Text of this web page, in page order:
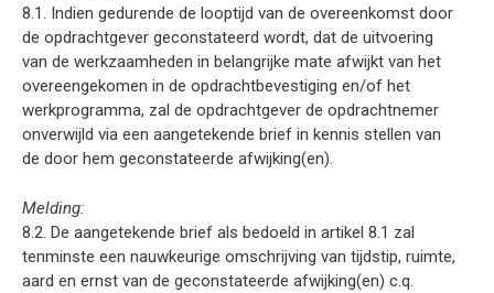
8.1. Indien gedurende de looptijd van de overeenkomst door
de opdrachtgever geconstateerd wordt, dat de uitvoering
van de werkzaamheden in belangrijke mate afwijkt van het
overeengekomen in de opdrachtbevestiging en/of het
werkprogramma, zal de opdrachtgever de opdrachtnemer
onverwijld via een aangetekende brief in kennis stellen van
de door hem geconstateerde afwijking(en).
Melding:
8.2. De aangetekende brief als bedoeld in artikel 8.1 zal
tenminste een nauwkeurige omschrijving van tijdstip, ruimte,
aard en ernst van de geconstateerde afwijking(en) c.q.